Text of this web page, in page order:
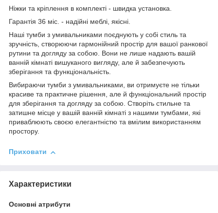
Ніжки та кріплення в комплекті - швидка установка.
Гарантія 36 міс. - надійні меблі, якісні.
Наші тумби з умивальниками поєднують у собі стиль та
зручність, створюючи гармонійний простір для вашої ранкової
рутини та догляду за собою. Вони не лише надають вашій
ванній кімнаті вишуканого вигляду, але й забезпечують
зберігання та функціональність.
Вибираючи тумби з умивальниками, ви отримуєте не тільки
красиве та практичне рішення, але й функціональний простір
для зберігання та догляду за собою. Створіть стильне та
затишне місце у вашій ванній кімнаті з нашими тумбами, які
приваблюють своєю елегантністю та вмілим використанням
простору.
Приховати
Характеристики
Основні атрибути